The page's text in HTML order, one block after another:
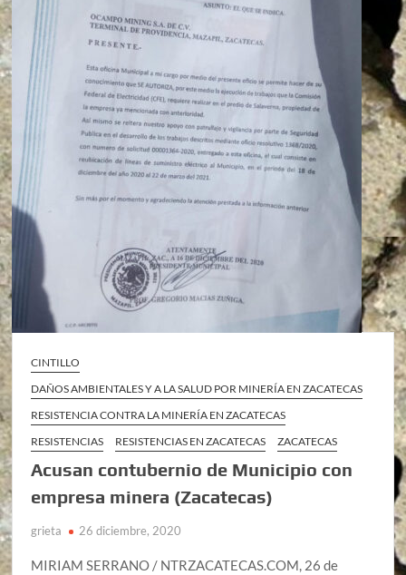
CINTILLO
DAÑOS AMBIENTALES Y A LA SALUD POR MINERÍA EN ZACATECAS
RESISTENCIA CONTRA LA MINERÍA EN ZACATECAS
RESISTENCIAS
RESISTENCIAS EN ZACATECAS ZACATECAS
Acusan contubernio de Municipio con
empresa minera (Zacatecas)
grieta 26 diciembre, 2020
MIRIAM SERRANO / NTRZACATECAS.COM, 26 de